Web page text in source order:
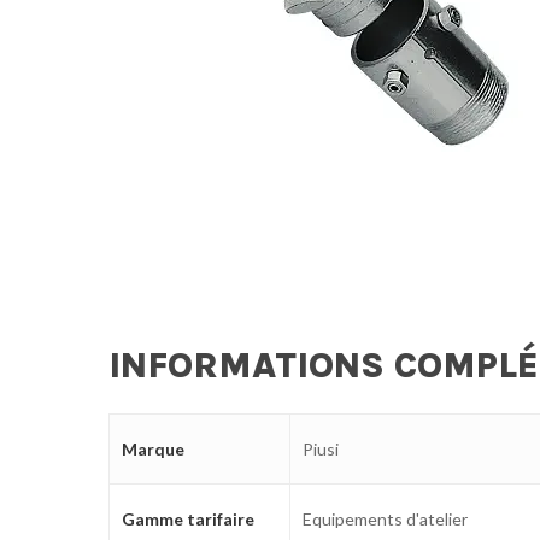
INFORMATIONS
Marque Piusi
Gamme tarifaire Equipements d'atelier